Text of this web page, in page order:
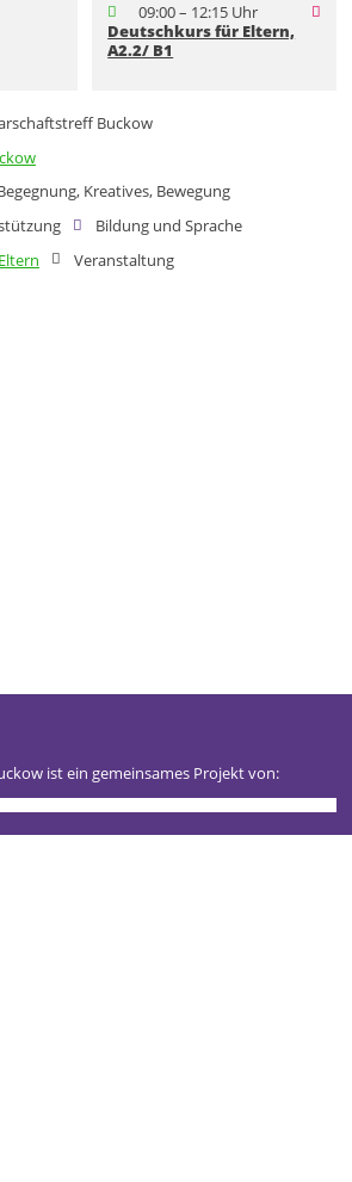
09:00 – 12:15 Uhr
Deutschkurs für Eltern,
A2.2/ B1
Buckow
Kreatives, Bewegung
Bildung und Sprache
Veranstaltung
ist ein gemeinsames Projekt von: